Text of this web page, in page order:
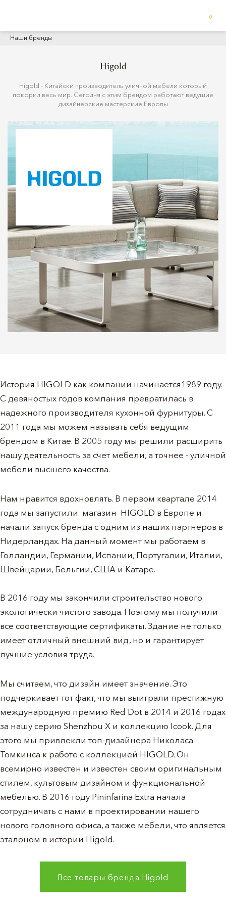
0
Наши бренды
Higold
Higold - Китайски производитель уличной мебели который
покорил весь мир. Cегодня с этим брендом работают ведущие
дизайнерские мастерские Европы
История HIGOLD как компании начинается1989 году.
С девяностых годов компания превратилась в
надежного производителя кухонной фурнитуры. С
2011 года мы можем называть себя ведущим
брендом в Китае. В 2005 году мы решили расширить
нашу деятельность за счет мебели, а точнее - уличной
мебели высшего качества.
Нам нравится вдохновлять. В первом квартале 2014
года мы запустили магазин HIGOLD в Европе и
начали запуск бренда с одним из наших партнеров в
Нидерландах. На данный момент мы работаем в
Голландии, Германии, Испании, Португалии, Италии,
Швейцарии, Бельгии, США и Катаре.
В 2016 году мы закончили строительство нового
экологически чистого завода. Поэтому мы получили
все соответствующие сертификаты. Здание не только
имеет отличный внешний вид, но и гарантирует
лучшие условия труда.
Мы считаем, что дизайн имеет значение. Это
подчеркивает тот факт, что мы выиграли престижную
международную премию Red Dot в 2014 и 2016 годах
за нашу серию Shenzhou X и коллекцию Icook. Для
этого мы привлекли топ-дизайнера Николаса
Томкинса к работе с коллекцией HIGOLD. Он
всемирно известен и известен своим оригинальным
стилем, культовым дизайном и функциональной
мебелью. В 2016 году Pininfarina Extra начала
сотрудничать с нами в проектировании нашего
нового головного офиса, а также мебели, что является
эталоном в истории Higold.
Все товары бренда Higold